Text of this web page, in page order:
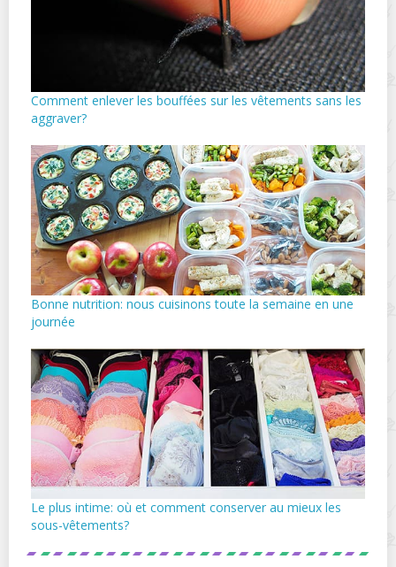
Comment enlever les bouffées sur les vêtements sans les
aggraver?
Bonne nutrition: nous cuisinons toute la semaine en une
journée
Le plus intime: où et comment conserver au mieux les
sous-vêtements?